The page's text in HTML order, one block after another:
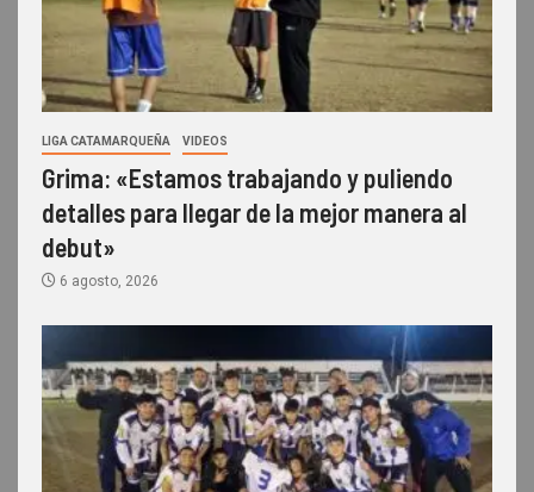
LIGA CATAMARQUEÑA VIDEOS
Grima: «Estamos trabajando y puliendo
detalles para llegar de la mejor manera al
debut»
6 agosto, 2026